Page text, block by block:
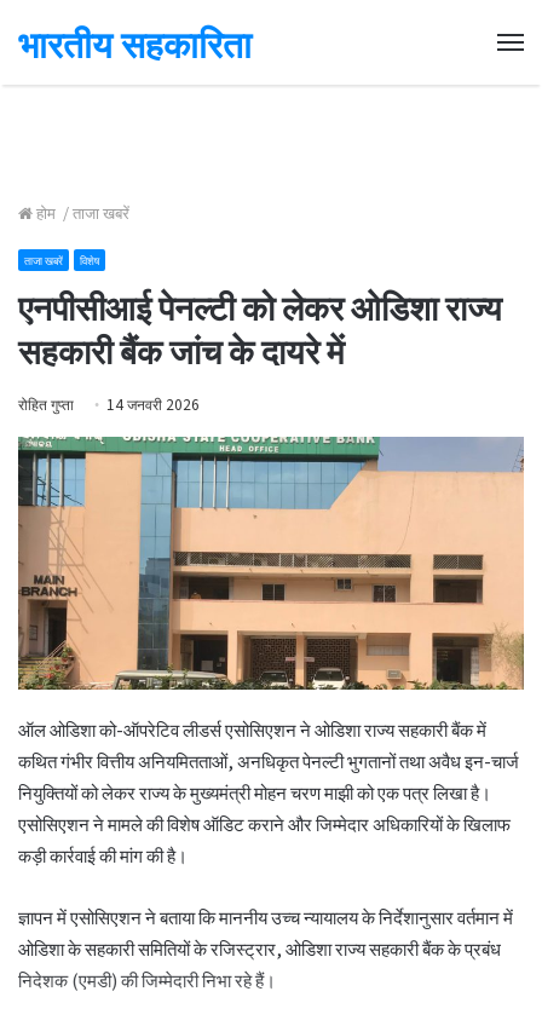
भारतीय सहकारिता
होम /ताजा खबरें
ताजा खबरें विशेष
एनपीसीआई पेनल्टी को लेकर ओडिशा राज्य
सहकारी बैंक जांच के दायरे में
रोहित गुप्ता 14 जनवरी 2026
ऑल ओडिशा को-ऑपरेटिव लीडर्स एसोसिएशन ने ओडिशा राज्य सहकारी बैंक में
कथित गंभीर वित्तीय अनियमितताओं, अनधिकृत पेनल्टी भुगतानों तथा अवैध इन-चार्ज
नियुक्तियों को लेकर राज्य के मुख्यमंत्री मोहन चरण माझी को एक पत्र लिखा है।
एसोसिएशन ने मामले की विशेष ऑडिट कराने और जिम्मेदार अधिकारियों के खिलाफ
कड़ी कार्रवाई की मांग की है।
ज्ञापन में एसोसिएशन ने बताया कि माननीय उच्च न्यायालय के निर्देशानुसार वर्तमान में
ओडिशा के सहकारी समितियों के रजिस्ट्रार, ओडिशा राज्य सहकारी बैंक के प्रबंध
निदेशक (एमडी) की जिम्मेदारी निभा रहे हैं।